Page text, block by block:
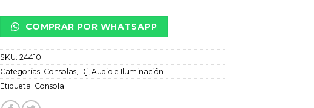
COMPRAR POR WHATSAPP
SKU:24410
Categorías: Consolas Dj, Audio e Iluminación
Etiqueta: Consola